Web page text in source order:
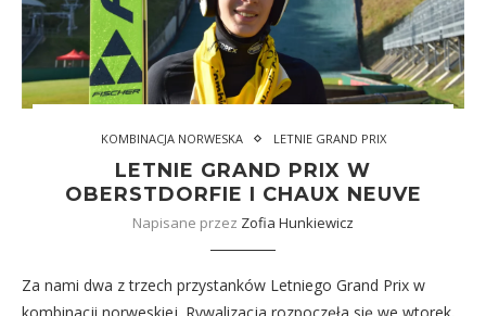
KOMBINACJA NORWESKA LETNIE GRAND PRIX
LETNIE GRAND PRIX W
OBERSTDORFIE I CHAUX NEUVE
Napisane przez Zofia Hunkiewicz
Za nami dwa z trzech przystanków Letniego Grand Prix w